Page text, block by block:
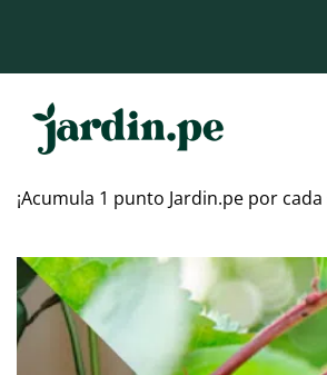
contenido
¡Acumula 1 punto Jardin.pe por